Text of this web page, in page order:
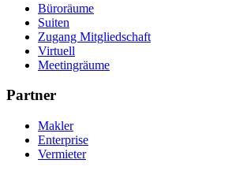
Büroräume
Suiten
Zugang Mitgliedschaft
Virtuell
Meetingräume
Partner
Makler
Enterprise
Vermieter